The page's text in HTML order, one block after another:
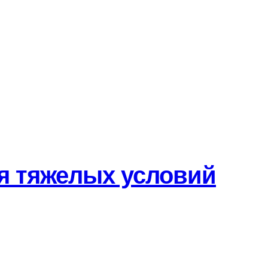
тяжелых условий